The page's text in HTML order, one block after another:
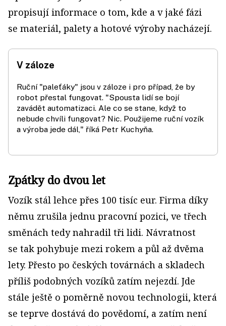
propisují informace o tom, kde a v jaké fázi
se materiál, palety a hotové výroby nacházejí.
V záloze
Ruční "paleťáky" jsou v záloze i pro případ, že by
robot přestal fungovat. "Spousta lidí se bojí
zavádět automatizaci. Ale co se stane, když to
nebude chvíli fungovat? Nic. Použijeme ruční vozík
a výroba jede dál," říká Petr Kuchyňa.
Zpátky do dvou let
Vozík stál lehce přes 100 tisíc eur. Firma díky
němu zrušila jednu pracovní pozici, ve třech
směnách tedy nahradil tři lidi. Návratnost
se tak pohybuje mezi rokem a půl až dvěma
lety. Přesto po českých továrnách a skladech
příliš podobných vozíků zatím nejezdí. Jde
stále ještě o poměrně novou technologii, která
se teprve dostává do povědomí, a zatím není